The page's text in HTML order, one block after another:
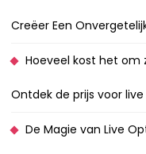
Creëer Een
Hoeveel kost het om
Ontdek de prijs voor
De Magie van Live